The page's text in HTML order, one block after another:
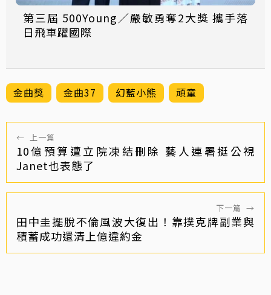
第三屆 500Young／嚴敏勇奪2大獎 攜手落
日飛車躍國際
金曲獎 金曲37 幻藍小熊 頑童
← 上一篇
10億預算遭立院凍結刪除 藝人連署挺公視
Janet也表態了
下一篇 →
田中圭擺脫不倫風波大復出！靠撲克牌副業與
積蓄成功還清上億違約金